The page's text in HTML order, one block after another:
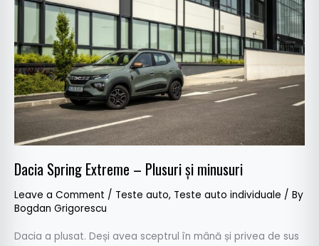
Dacia Spring Extreme – Plusuri și minusuri
Leave a Comment / Teste auto, Teste auto individuale / By
Bogdan Grigorescu
Dacia a plusat. Deși avea sceptrul în mână și privea de sus
și
minusuri